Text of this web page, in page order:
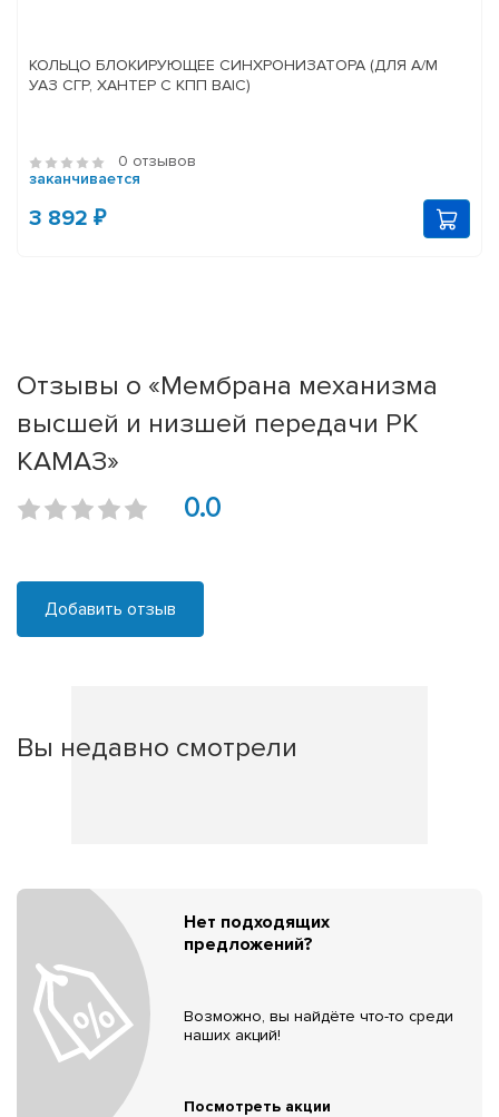
КОЛЬЦО БЛОКИРУЮЩЕЕ СИНХРОНИЗАТОРА (ДЛЯ А/М
УАЗ СГР, ХАНТЕР С КПП BAIC)
0 отзывов
заканчивается
3 892 ₽
Отзывы о «Мембрана механизма
высшей и низшей передачи РК
КАМАЗ»
0.0
Добавить отзыв
Вы недавно смотрели
Нет подходящих
предложений?
Возможно, вы найдёте что-то среди
наших акций!
Посмотреть акции